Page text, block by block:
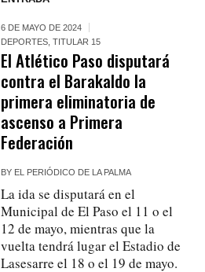
6 DE MAYO DE 2024
DEPORTES ,TITULAR 15
El Atlético Paso disputará
contra el Barakaldo la
primera eliminatoria de
ascenso a Primera
Federación
BY EL PERIÓDICO DE LA PALMA
La ida se disputará en el
Municipal de El Paso el 11 o el
12 de mayo, mientras que la
vuelta tendrá lugar el Estadio de
Lasesarre el 18 o el 19 de mayo.